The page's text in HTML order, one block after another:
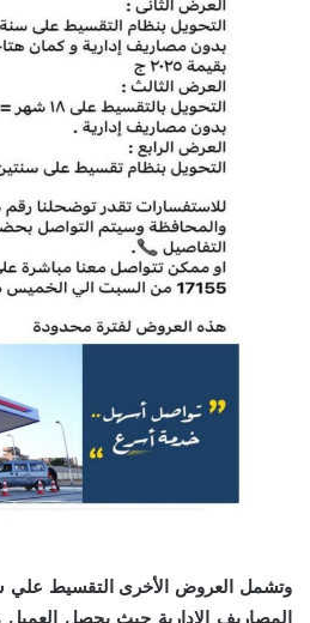
وتشمل العروض الأخرى التقسيط علي
المصاريف الادارية حيث يحصل